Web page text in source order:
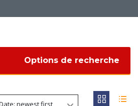
Options de recherche
newest first